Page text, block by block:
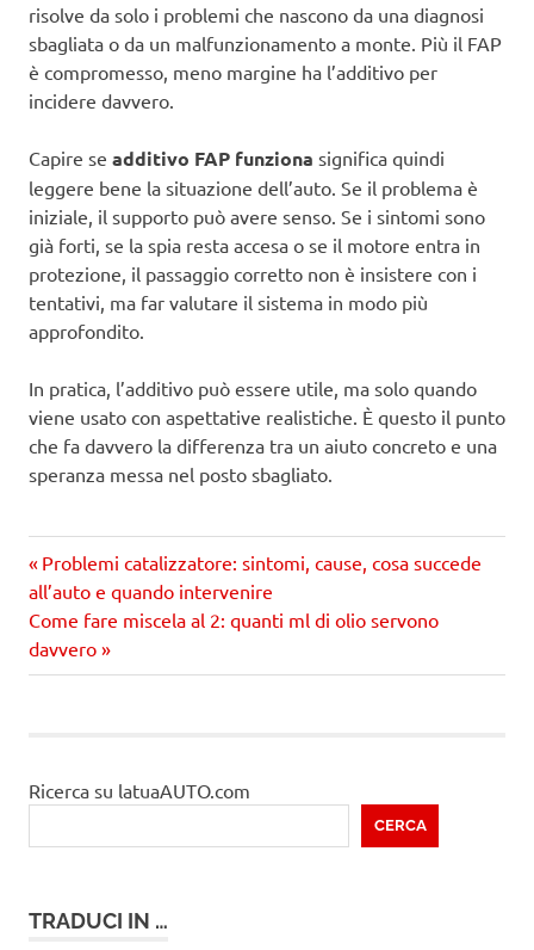
risolve da solo i problemi che nascono da una diagnosi
sbagliata o da un malfunzionamento a monte. Più il FAP
è compromesso, meno margine ha l’additivo per
incidere davvero.
Capire se additivo FAP funziona significa quindi
leggere bene la situazione dell’auto. Se il problema è
iniziale, il supporto può avere senso. Se i sintomi sono
già forti, se la spia resta accesa o se il motore entra in
protezione, il passaggio corretto non è insistere con i
tentativi, ma far valutare il sistema in modo più
approfondito.
In pratica, l’additivo può essere utile, ma solo quando
viene usato con aspettative realistiche. È questo il punto
che fa davvero la differenza tra un aiuto concreto e una
speranza messa nel posto sbagliato.
Navigazione
articoli
Precedente
articolo:
Problemi catalizzatore: sintomi, cause, cosa succede
all’auto e quando intervenire
Prossimo
articolo
Come fare miscela al 2: quanti ml di olio servono
davvero
Ricerca su latuaAUTO.com
CERCA
TRADUCI IN …